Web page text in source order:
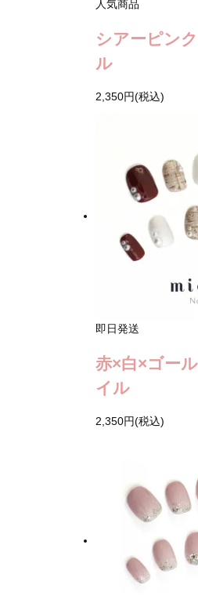
人気商品
シアーピン
ル
2,350円(税込)
即日発送
赤×白×ゴー
イル
2,350円(税込)